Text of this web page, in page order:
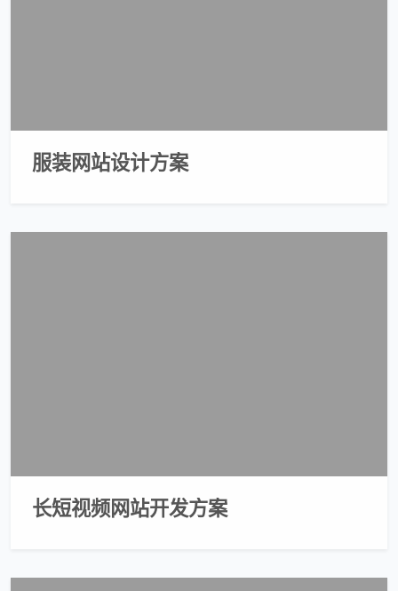
服装网站设计方案
长短视频网站开发方案